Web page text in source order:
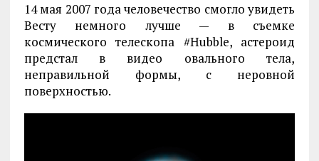
14 мая 2007 года человечество смогло увидеть
Весту немного лучше — в съемке
космического телескопа #Hubble, астероид
предстал в видео овального тела,
неправильной формы, с неровной
поверхностью.